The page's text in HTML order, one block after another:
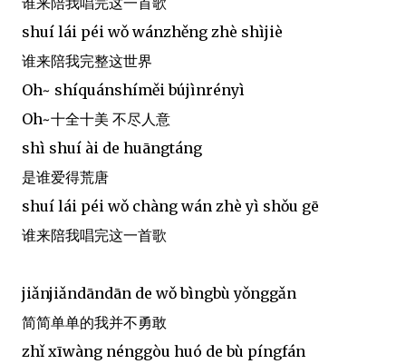
shuí lái péi wǒ wánzhěng zhè shìjiè
谁来陪我完整这世界
Oh~ shíquánshíměi bújìnrényì
Oh~十全十美 不尽人意
shì shuí ài de huāngtáng
是谁爱得荒唐
shuí lái péi wǒ chàng wán zhè yì shǒu gē
谁来陪我唱完这一首歌
jiǎnjiǎndāndān de wǒ bìngbù yǒnggǎn
简简单单的我并不勇敢
zhǐ xīwàng nénggòu huó de bù píngfán